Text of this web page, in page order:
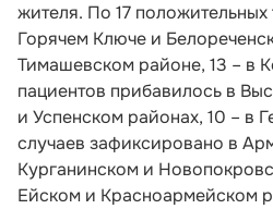
жителя. По 17 положительных
Горячем Ключе и
Тимашевском районе, 13 – в
пациентов прибавилось в
и Успенском районах, 10 – в
случаев зафиксировано в
Курганинском и
Ейском и Красноармейском